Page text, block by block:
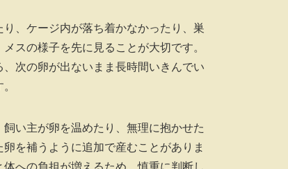
、ケージ内が落ち着かなかったり、巣
スの様子を先に見ることが大切です。
次の卵が出ないまま長時間いきんでい
い主が卵を温めたり、無理に抱かせた
を補うように追加で産むことがありま
への負担が増えるため、慎重に判断し